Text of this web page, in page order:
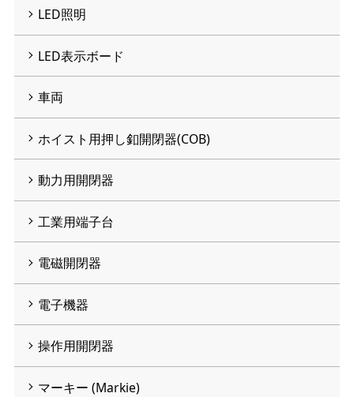
LED照明
LED表示ボード
車両
ホイスト用押し釦開閉器(COB)
動力用開閉器
工業用端子台
電磁開閉器
電子機器
操作用開閉器
マーキー (Markie)